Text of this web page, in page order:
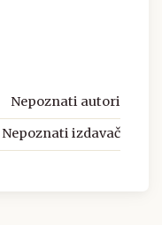
Nepoznati autori
Nepoznati izdavač